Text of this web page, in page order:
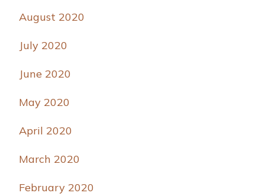
August 2020
July 2020
June 2020
May 2020
April 2020
March 2020
February 2020